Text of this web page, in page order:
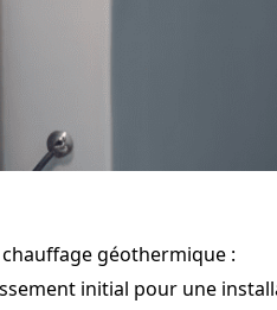
géothermique :
initial pour une